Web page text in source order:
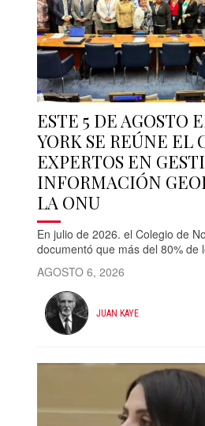
ESTE 5 DE AGOSTO
YORK SE REÚNE EL
EXPERTOS EN
INFORMACIÓN
LA ONU
En julio de 2026. el Colegio de
documentó que más del 80% de
AGOSTO 6, 2026
JUAN KAYE